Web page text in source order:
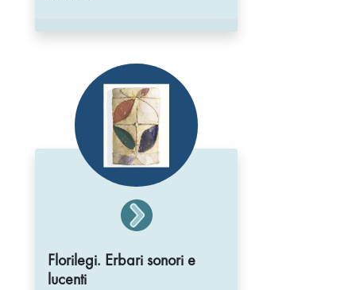
Florilegi. Erbari sonori e
lucenti